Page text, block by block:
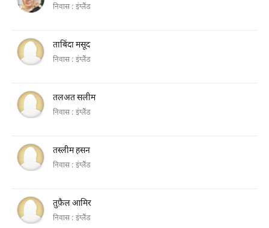
निवास : इंग्लैंड
ताबिंदा मसूद
निवास : इंग्लैंड
तलअत सलीम
निवास : इंग्लैंड
तस्लीम हसन
निवास : इंग्लैंड
तुफ़ैल आमिर
निवास : इंग्लैंड